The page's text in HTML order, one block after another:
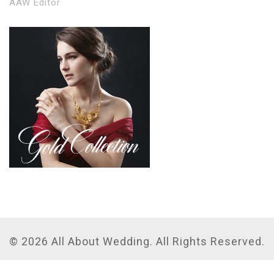
AAW Editor
© 2026 All About Wedding. All Rights Reserved.